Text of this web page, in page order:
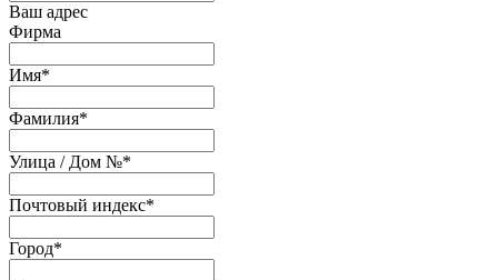
Ваш адрес
Фирма
Имя*
Фамилия*
Улица / Дом №*
Почтовый индекс*
Город*